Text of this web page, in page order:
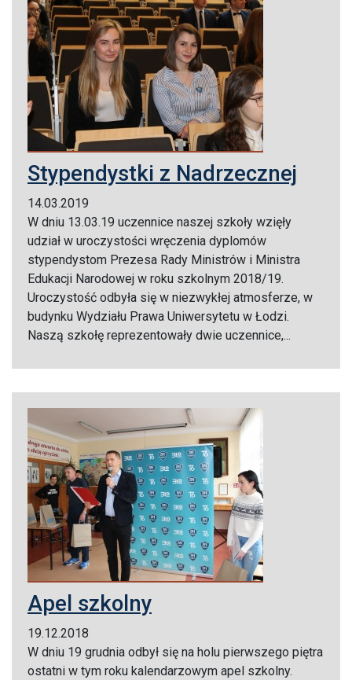
Stypendystki z Nadrzecznej
14.03.2019
W dniu 13.03.19 uczennice naszej szkoły wzięły
udział w uroczystości wręczenia dyplomów
stypendystom Prezesa Rady Ministrów i Ministra
Edukacji Narodowej w roku szkolnym 2018/19.
Uroczystość odbyła się w niezwykłej atmosferze, w
budynku Wydziału Prawa Uniwersytetu w Łodzi.
Naszą szkołę reprezentowały dwie uczennice,...
Apel szkolny
19.12.2018
W dniu 19 grudnia odbył się na holu pierwszego piętra
ostatni w tym roku kalendarzowym apel szkolny.